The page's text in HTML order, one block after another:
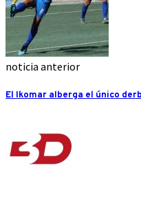
noticia anterior
El Ikomar alberga el único